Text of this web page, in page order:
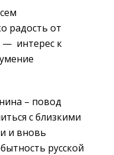
радость от
— интерес к
– повод
с близкими
и вновь
русской